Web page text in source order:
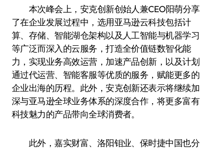
本次峰会上，安克创新创始人兼CEO阳萌分享
了在企业发展过程中，选用亚马逊云科技包括计
算、存储、智能湖仓架构以及人工智能与机器学习
等广泛而深入的云服务，打造全价值链数智化能
力，实现业务高效运营，加速产品创新，以及计划
通过代运营、智能客服等优质的服务，赋能更多的
企业出海的历程。此外，安克创新还表示将继续加
深与亚马逊全球业务体系的深度合作，将更多富有
科技魅力的产品带向全球消费者。
此外，嘉实财富、洛阳钼业、保时捷中国也分